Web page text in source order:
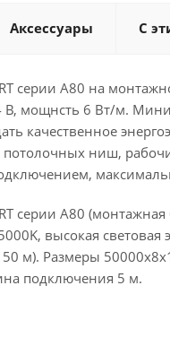
Аксессуары С
серии A80 на
В, мощнсть 6 Вт/м.
качественное
ниш,
серии A80
высокая световая
м). Размеры
подключения 5 м.